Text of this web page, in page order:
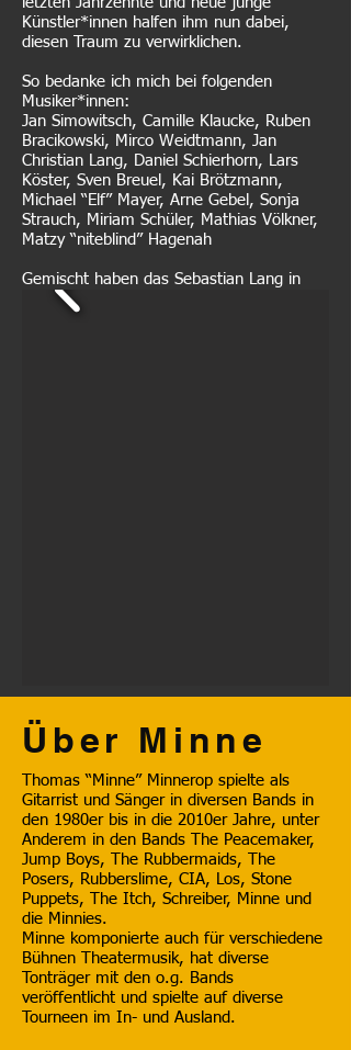
Künstler*innen halfen ihm nun dabei,
diesen Traum zu verwirklichen.
So bedanke ich mich bei folgenden
Musiker*innen:
Jan Simowitsch, Camille Klaucke, Ruben
Bracikowski, Mirco Weidtmann, Jan
Christian Lang, Daniel Schierhorn, Lars
Köster, Sven Breuel, Kai Brötzmann,
Michael “Elf” Mayer, Arne Gebel, Sonja
Strauch, Miriam Schüler, Mathias Völkner,
Matzy “niteblind” Hagenah
Gemischt haben das Sebastian Lang in
Bad Segeberg und Chris Heckmann in
Über Minne
Thomas “Minne” Minnerop spielte als
Gitarrist und Sänger in diversen Bands in
den 1980er bis in die 2010er Jahre, unter
Anderem in den Bands The Peacemaker,
Jump Boys, The Rubbermaids, The
Posers, Rubberslime, CIA, Los, Stone
Puppets, The Itch, Schreiber, Minne und
die Minnies.
Minne komponierte auch für verschiedene
Bühnen Theatermusik, hat diverse
Tonträger mit den o.g. Bands
veröffentlicht und spielte auf diverse
Tourneen im In- und Ausland.